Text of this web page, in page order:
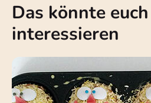
Das könnte
interessieren